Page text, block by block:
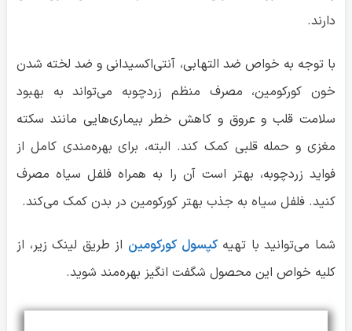
فواید زردچوبه، بهتر است آن را به همراه فلفل سیاه مصرف
شما می‌توانید با تهیهکپسول کورکومیناز طریق لینک زیر، از
کلیه خواص این محصول شگفت انگیز بهره‌مند شوید.